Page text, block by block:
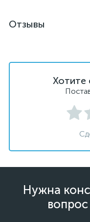
Отзывы
Хотите
Нужна